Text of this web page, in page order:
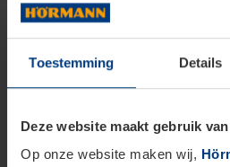
Toestemming Details
Deze website maakt gebruik
Op onze website maken wij,